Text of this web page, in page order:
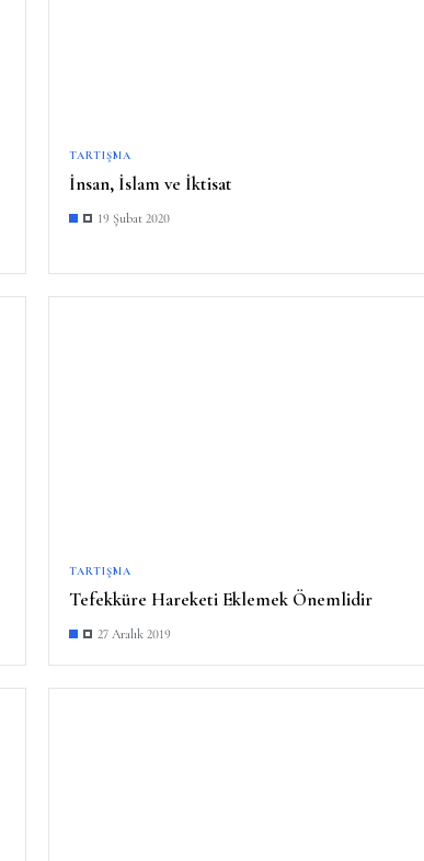
TARTIŞMA
İnsan, İslam ve İktisat
19 Şubat 2020
TARTIŞMA
Tefekküre Hareketi Eklemek Önemlidir
27 Aralık 2019